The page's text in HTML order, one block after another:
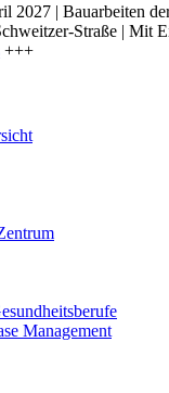
2027 | Bauarbeiten
Straße | Mit
+++
Management